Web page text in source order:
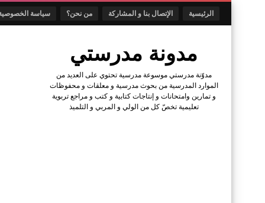
الرئيسية الإتصال بنا و المشاركة من نحن؟ سياسة
مدونة مدرستي
مدوّنة مدرستي موسوعة مدرسية تحتوي على العديد من
الموارد المدرسية من بحوث مدرسية و معلقات و محفوظات
و تمارين وامتحانات و إنتاجات كتابية و كتب و مراجع تربوية
تعليمية تخصّ كل من الولي و المربي و التلميذ